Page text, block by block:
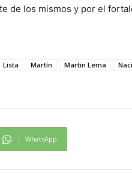
de los mismos y por el
Lista Martín Martin Lema
WhatsApp